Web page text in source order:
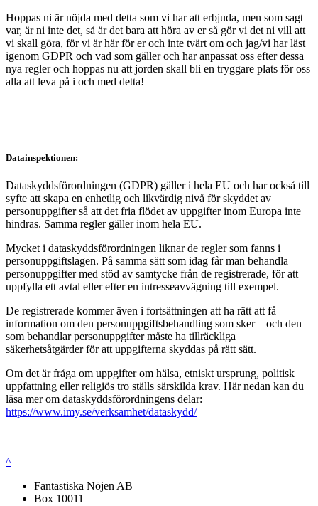
Hoppas ni är nöjda med detta som vi har att erbjuda, men som sagt
var, är ni inte det, så är det bara att höra av er så gör vi det ni vill att
vi skall göra, för vi är här för er och inte tvärt om och jag/vi har läst
igenom GDPR och vad som gäller och har anpassat oss efter dessa
nya regler och hoppas nu att jorden skall bli en tryggare plats för oss
alla att leva på i och med detta!
Datainspektionen:
Dataskyddsförordningen (GDPR) gäller i hela EU och har också till
syfte att skapa en enhetlig och likvärdig nivå för skyddet av
personuppgifter så att det fria flödet av uppgifter inom Europa inte
hindras. Samma regler gäller inom hela EU.
Mycket i dataskyddsförordningen liknar de regler som fanns i
personuppgiftslagen. På samma sätt som idag får man behandla
personuppgifter med stöd av samtycke från de registrerade, för att
uppfylla ett avtal eller efter en intresseavvägning till exempel.
De registrerade kommer även i fortsättningen att ha rätt att få
information om den personuppgiftsbehandling som sker – och den
som behandlar personuppgifter måste ha tillräckliga
säkerhetsåtgärder för att uppgifterna skyddas på rätt sätt.
Om det är fråga om uppgifter om hälsa, etniskt ursprung, politisk
uppfattning eller religiös tro ställs särskilda krav. Här nedan kan du
läsa mer om dataskyddsförordningens delar:
https://www.imy.se/verksamhet/dataskydd/
^
Fantastiska Nöjen AB
Box 10011